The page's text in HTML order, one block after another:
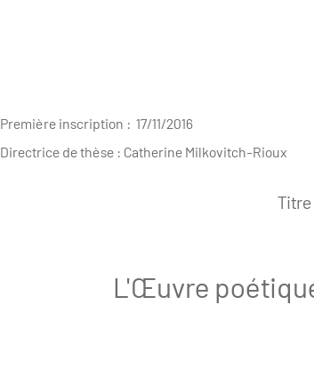
Première inscription : 17/11/2016
Directrice de thèse : Catherine Milkovitch-Rioux
L'Œuvre